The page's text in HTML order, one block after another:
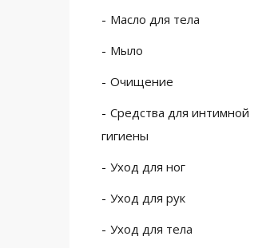
Масло для тела
Мыло
Очищение
Средства для интимной
гигиены
Уход для ног
Уход для рук
Уход для тела